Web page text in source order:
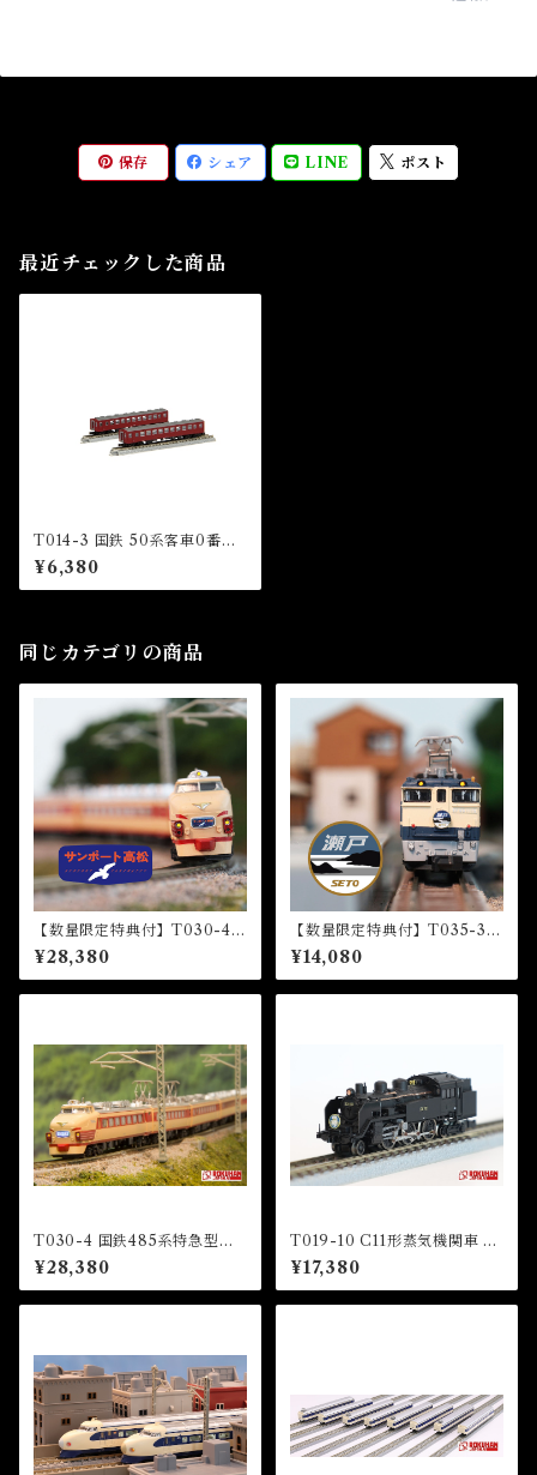
保存 シェア LINE ポスト
最近チェックした商品
T014-3 国鉄 50系客車0番代
2両増結セット (JNR50 0 Pas
senger Car Extension Set)
¥6,380
同じカテゴリの商品
【数量限定特典付】T030-4 4
85系特急型車両 初期形 5両基
本セット『サンポート高松』
HM付 (485 LIMITED EXP
¥28,380
【数量限定特典付】T035-3 E
F65形電気機関車1000番代
『瀬戸』HM付 (EF65 1000
Electric Locomotive “Set
¥14,080
T030-4 国鉄485系特急型車
両 初期形 雷鳥 国鉄色 5両基本
セット (JNR 485 LIMITED
EXPRESS "RAICHO" JNR
¥28,380
T019-10 C11形蒸気機関車 12
3号機 東武鉄道SL「大樹」 タ
イプ (TOBU Railway C11 St
eam Locomotive Number 1
¥17,380